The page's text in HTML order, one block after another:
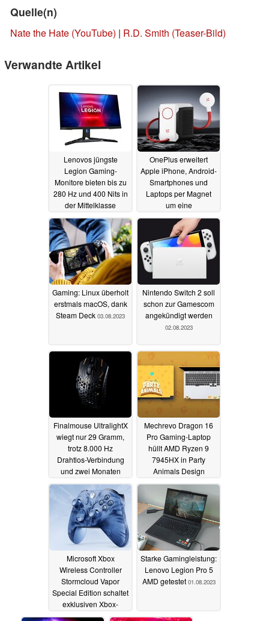
Quelle(n)
Nate the Hate (YouTube) | R.D. Smith (Teaser-Bild)
Verwandte Artikel
Lenovos jüngste
Legion Gaming-
Monitore bieten bis zu
280 Hz und 400 Nits in
der Mittelklasse
08.08.2023
OnePlus erweitert
Apple iPhone, Android-
Smartphones und
Laptops per Magnet
um eine
Wasserkühlung
04.08.2023
Gaming: Linux überholt
erstmals macOS, dank
Steam Deck 03.08.2023
Nintendo Switch 2 soll
schon zur Gamescom
angekündigt werden
02.08.2023
Finalmouse UltralightX
wiegt nur 29 Gramm,
trotz 8.000 Hz
Drahtlos-Verbindung
und zwei Monaten
Akkulaufzeit02.08.2023
Mechrevo Dragon 16
Pro Gaming-Laptop
hüllt AMD Ryzen 9
7945HX in Party
Animals Design
01.08.2023
Microsoft Xbox
Wireless Controller
Stormcloud Vapor
Special Edition schaltet
exklusiven Xbox-
Hintergrund frei
Starke Gamingleistung:
Lenovo Legion Pro 5
AMD getestet 01.08.2023